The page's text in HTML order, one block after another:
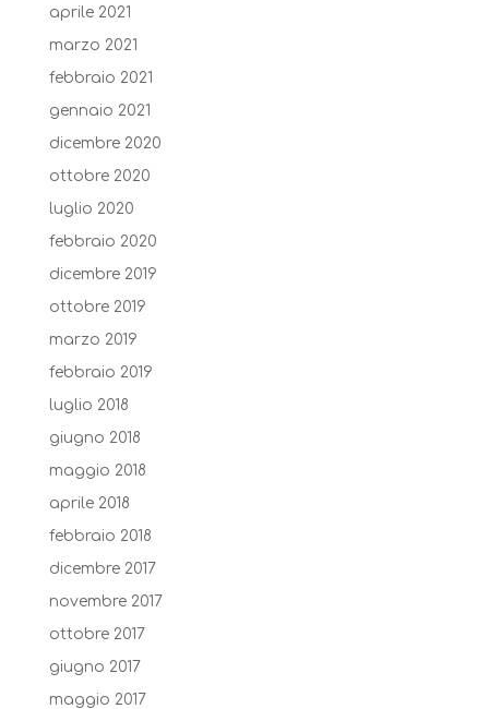
aprile 2021
marzo 2021
febbraio 2021
gennaio 2021
dicembre 2020
ottobre 2020
luglio 2020
febbraio 2020
dicembre 2019
ottobre 2019
marzo 2019
febbraio 2019
luglio 2018
giugno 2018
maggio 2018
aprile 2018
febbraio 2018
dicembre 2017
novembre 2017
ottobre 2017
giugno 2017
maggio 2017